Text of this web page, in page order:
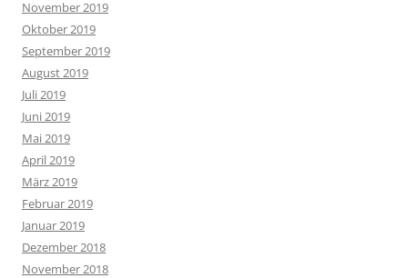
November 2019
Oktober 2019
September 2019
August 2019
Juli 2019
Juni 2019
Mai 2019
April 2019
März 2019
Februar 2019
Januar 2019
Dezember 2018
November 2018